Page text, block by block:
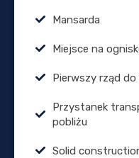
Mansarda
Miejsce na
Pierwszy rząd do
Przystanek
pobliżu
Solid